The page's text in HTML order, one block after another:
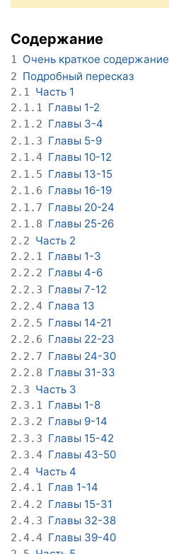
Содержание
1 Очень краткое содержание
2 Подробный пересказ
2.1 Часть 1
2.1.1 Главы 1-2
2.1.2 Главы 3-4
2.1.3 Главы 5-9
2.1.4 Главы 10-12
2.1.5 Главы 13-15
2.1.6 Главы 16-19
2.1.7 Главы 20-24
2.1.8 Главы 25-26
2.2 Часть 2
2.2.1 Главы 1-3
2.2.2 Главы 4-6
2.2.3 Главы 7-12
2.2.4 Глава 13
2.2.5 Главы 14-21
2.2.6 Главы 22-23
2.2.7 Главы 24-30
2.2.8 Главы 31-33
2.3 Часть 3
2.3.1 Главы 1-8
2.3.2 Главы 9-14
2.3.3 Главы 15-42
2.3.4 Главы 43-50
2.4 Часть 4
2.4.1 Глав 1-14
2.4.2 Главы 15-31
2.4.3 Главы 32-38
2.4.4 Главы 39-40